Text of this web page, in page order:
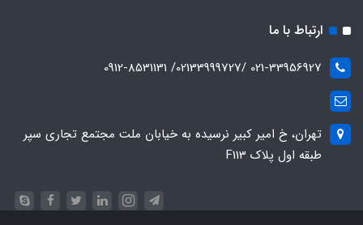
ارتباط با ما
021-33956927 /02133999727/ 0912-8531131
تهران، خ امیر کبیر نرسیده به خیابان ملت مجتمع تجاری سپر
طبقه اول پلاک F113